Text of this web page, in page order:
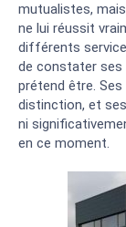
mutualistes,
ne lui réussit
différents
de constater ses
prétend être.
distinction, et ses
ni
en ce moment.